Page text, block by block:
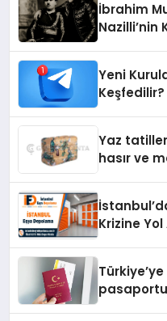
İbrahim
Nazilli’nin
Yeni
Keşfedilir?
Yaz
hasır ve
Krizine Yol